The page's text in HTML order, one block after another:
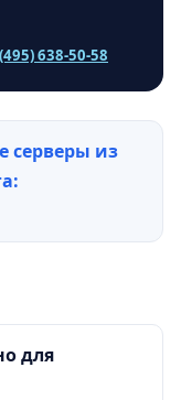
638-50-58
серверы из
для